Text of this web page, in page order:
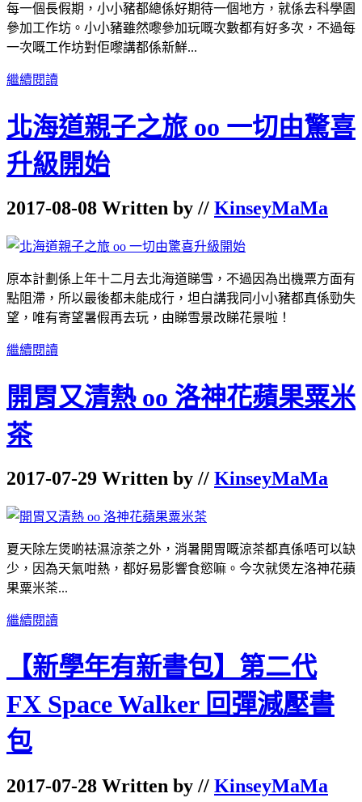
每一個長假期，小小豬都總係好期待一個地方，就係去科學園
參加工作坊。小小豬雖然嚟參加玩嘅次數都有好多次，不過每
一次嘅工作坊對佢嚟講都係新鮮...
繼續閱讀
北海道親子之旅 oo 一切由驚喜
升級開始
2017-08-08 Written by // KinseyMaMa
原本計劃係上年十二月去北海道睇雪，不過因為出機票方面有
點阻滯，所以最後都未能成行，坦白講我同小小豬都真係勁失
望，唯有寄望暑假再去玩，由睇雪景改睇花景啦！
繼續閱讀
開胃又清熱 oo 洛神花蘋果粟米
茶
2017-07-29 Written by // KinseyMaMa
夏天除左煲啲袪濕涼荼之外，消暑開胃嘅涼茶都真係唔可以缺
少，因為天氣咁熱，都好易影響食慾嘛。今次就煲左洛神花蘋
果粟米茶...
繼續閱讀
【新學年有新書包】第二代
FX Space Walker 回彈減壓書
包
2017-07-28 Written by // KinseyMaMa